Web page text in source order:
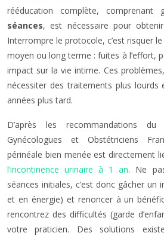
rééducation complète, comprenant
séances, est nécessaire pour
Interrompre le protocole, c’est risquer
moyen ou long terme : fuites à l’effort,
impact sur la vie intime. Ces problèmes,
nécessiter des traitements plus lourds
années plus tard.
D’après les recommandations
Gynécologues et Obstétriciens
périnéale bien menée est directement
l’incontinence urinaire à 1 an. Ne
séances initiales, c’est donc gâcher un
et en énergie) et renoncer à un
rencontrez des difficultés (garde
votre praticien. Des solutions